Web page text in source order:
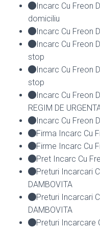
Incarc Cu Freon
domiciliu
Incarc Cu Freon
Incarc Cu Freon
stop
Incarc Cu Freon
stop
Incarc Cu Freon
REGIM DE
Incarc Cu Freon
Firma Incarc Cu
Firme Incarc Cu
Pret Incarc Cu
Preturi Incarcari
DAMBOVITA
Preturi Incarcari
DAMBOVITA
Preturi Incarcare